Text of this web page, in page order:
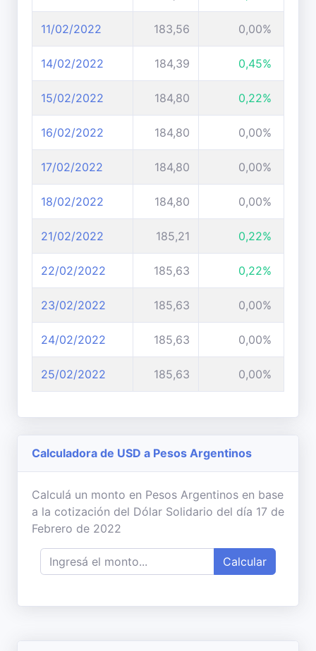
11/02/2022 183,56 0,00%
14/02/2022 184,39 0,45%
15/02/2022 184,80 0,22%
16/02/2022 184,80 0,00%
17/02/2022 184,80 0,00%
18/02/2022 184,80 0,00%
21/02/2022 185,21 0,22%
22/02/2022 185,63 0,22%
23/02/2022 185,63 0,00%
24/02/2022 185,63 0,00%
25/02/2022 185,63 0,00%
Calculadora de USD a Pesos Argentinos
Calculá un monto en Pesos Argentinos en base
a la cotización del Dólar Solidario del día 17 de
Febrero de 2022
Calcular